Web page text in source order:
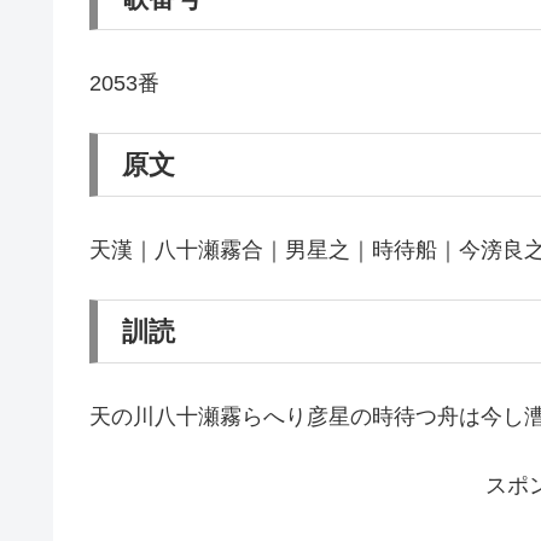
2053番
原文
天漢｜八十瀬霧合｜男星之｜時待船｜今滂良之
訓読
天の川八十瀬霧らへり彦星の時待つ舟は今し
スポ